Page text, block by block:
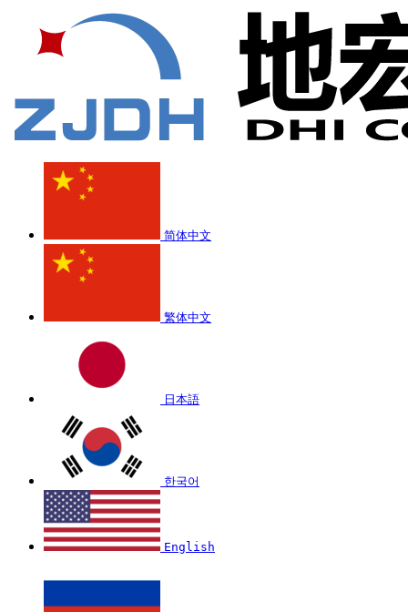
简体中文
繁体中文
日本語
한국어
English